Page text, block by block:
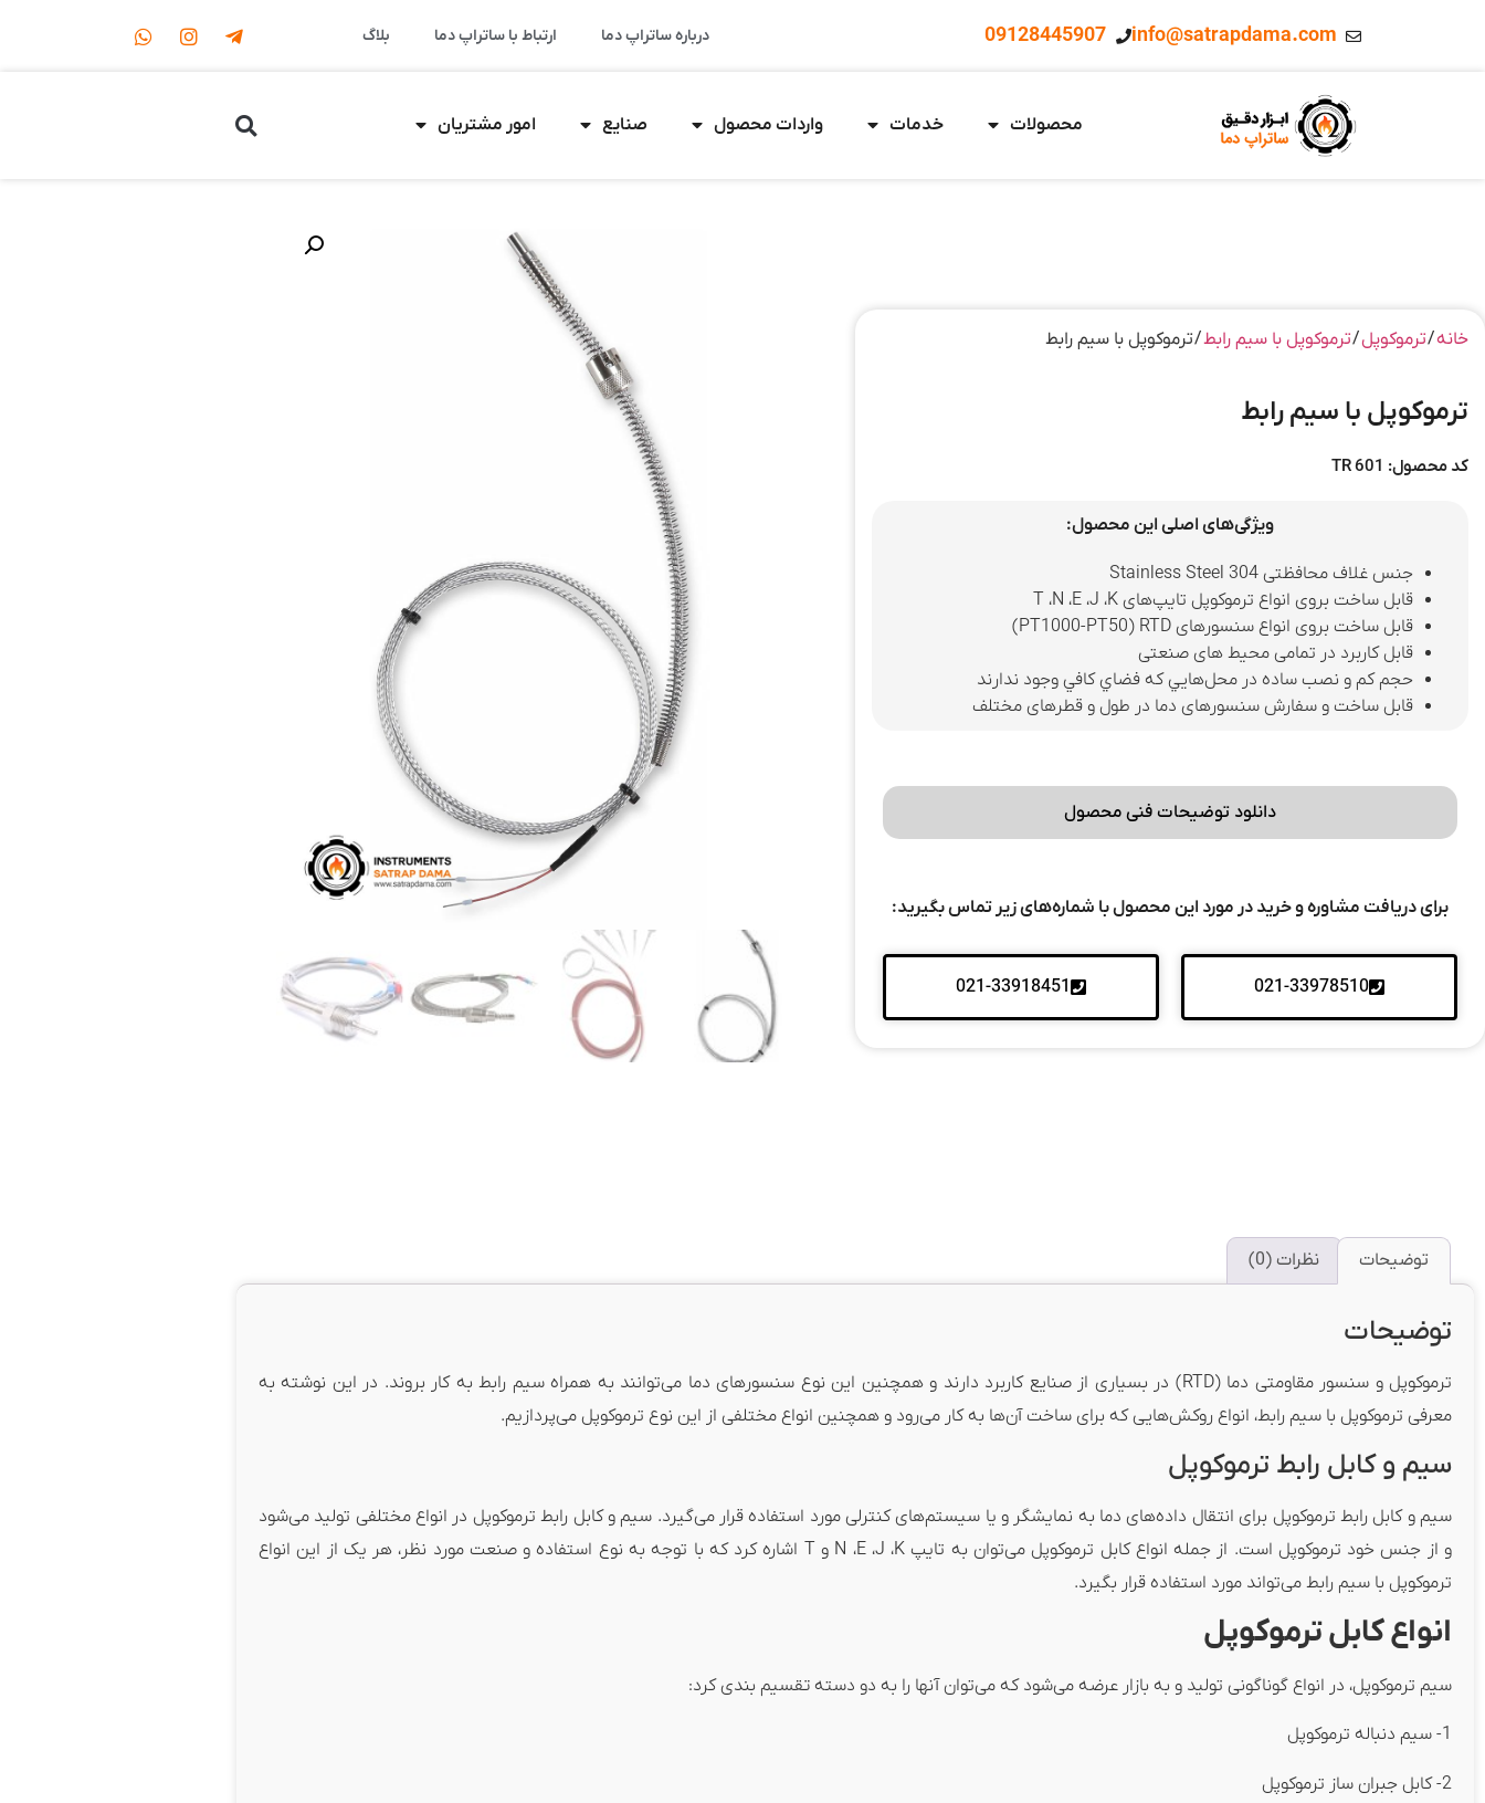
info@satrapdama.com
09128445907 درباره ساتراپ دما ارتباط با ساتراپ دما بلاگ
محصولات خدمات واردات محصول صنایع امور مشتریان
خانه/ترموکوپل/ترموکوپل با سیم رابط/ ترموکوپل با سیم رابط
ترموکوپل با سیم رابط
کد محصول: TR 601
ویژگی‌های اصلی این محصول:
جنس غلاف محافظتی Stainless Steel 304
قابل ساخت بروی انواع ترموکوپل تایپ‌‌‌‌های T ،N ،E ،J ،K
قابل ساخت بروی انواع سنسور‌های PT1000-PT50) RTD)
قابل کاربرد در تمامی محیط های صنعتی
حجم كم و نصب ساده در محل‌هايي كه فضاي كافي وجود ندارند
قابل ساخت و سفارش سنسورهای دما در طول و قطر‌های مختلف
دانلود توضیحات فنی محصول
برای دریافت مشاوره و خرید در مورد این محصول با شماره‌های زیر تماس بگیرید:
021-33978510
021-33918451
توضیحات نظرات (0)
توضیحات
ترموکوپل و سنسور مقاومتی دما (RTD) در بسیاری از صنایع کاربرد دارند و همچنین این نوع سنسورهای دما می‌توانند به همراه سیم رابط به کار بروند. در این نوشته به
معرفی ترموکوپل با سیم رابط، انواع روکش‌هایی که برای ساخت آن‌ها به کار می‌رود و همچنین انواع مختلفی از این نوع ترموکوپل می‌پردازیم.
سیم و کابل رابط ترموکوپل
سیم و کابل رابط ترموکوپل برای انتقال داده‌های دما به نمایشگر و یا سیستم‌های کنترلی مورد استفاده قرار می‌گیرد. سیم و کابل رابط ترموکوپل در انواع مختلفی تولید می‌شود
و از جنس خود ترموکوپل است. از جمله انواع کابل ترموکوپل می‌توان به تایپ N ،E ،J ،K و T اشاره کرد که با توجه به نوع استفاده و صنعت مورد نظر، هر یک از این انواع
ترموکوپل با سیم رابط می‌تواند مورد استفاده قرار بگیرد.
انواع کابل ترموکوپل
سیم ترموکوپل، در انواع گوناگونی تولید و به بازار عرضه می‌شود که می‌توان آنها را به دو دسته تقسیم بندی کرد:
1- سیم دنباله ترموکوپل
2- کابل جبران ساز ترموکوپل